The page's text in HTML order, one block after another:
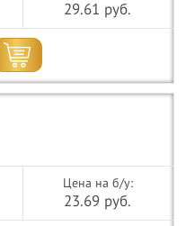
29.61 руб.
Цена на б/у:
23.69 руб.